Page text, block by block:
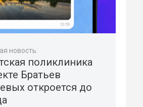
новость:
поликлиника
Братьев
откроется до